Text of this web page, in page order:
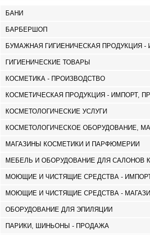
БАНИ
БАРБЕРШОП
БУМАЖНАЯ ГИГИЕНИЧЕСКАЯ ПРОДУКЦИЯ -
ГИГИЕНИЧЕСКИЕ ТОВАРЫ
КОСМЕТИКА - ПРОИЗВОДСТВО
КОСМЕТИЧЕСКАЯ ПРОДУКЦИЯ - ИМПОРТ,
КОСМЕТОЛОГИЧЕСКИЕ УСЛУГИ
КОСМЕТОЛОГИЧЕСКОЕ ОБОРУДОВАНИЕ,
МАГАЗИНЫ КОСМЕТИКИ И ПАРФЮМЕРИИ
МЕБЕЛЬ И ОБОРУДОВАНИЕ ДЛЯ САЛОНОВ
МОЮЩИЕ И ЧИСТЯЩИЕ СРЕДСТВА -
МОЮЩИЕ И ЧИСТЯЩИЕ СРЕДСТВА -
ОБОРУДОВАНИЕ ДЛЯ ЭПИЛЯЦИИ
ПАРИКИ, ШИНЬОНЫ - ПРОДАЖА